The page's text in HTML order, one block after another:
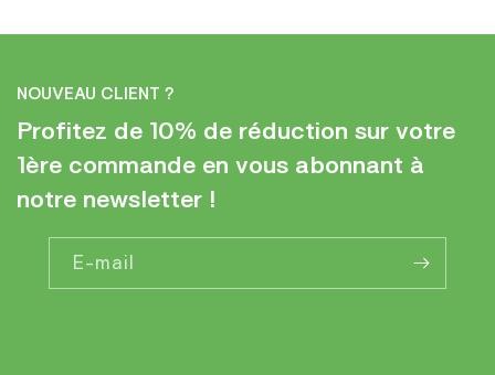
NOUVEAU CLIENT ?
Profitez de 10% de réduction sur votre
1ère commande en vous abonnant à
notre newsletter !
E-mail